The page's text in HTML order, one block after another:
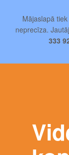
Mājaslapā
neprecīza.
333